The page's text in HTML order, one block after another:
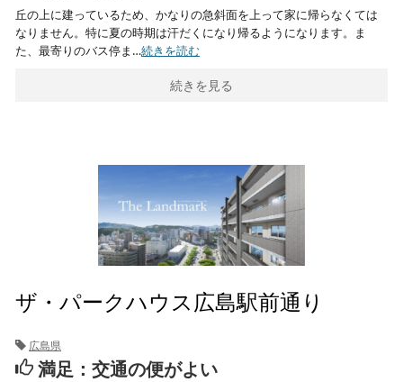
丘の上に建っているため、かなりの急斜面を上って家に帰らなくては
なりません。特に夏の時期は汗だくになり帰るようになります。ま
た、最寄りのバス停ま…続きを読む
続きを見る
ザ・パークハウス広島駅前通り
広島県
満足：交通の便がよい